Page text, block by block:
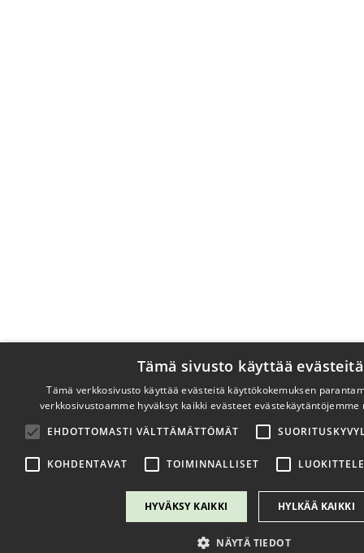
Tämä sivusto käyttää evästeitä
Tämä verkkosivusto käyttää evästeitä käyttökokemuksen
verkkosivustoamme hyväksyt kaikki evästeet evästekäytäntöjemme
EHDOTTOMASTI VÄLTTÄMÄTTÖMÄT
KOHDENTAVAT TOIMINNALLISET
HYVÄKSY KAIKKI HYLKÄÄ KAIKKI
NÄYTÄ TIEDOT